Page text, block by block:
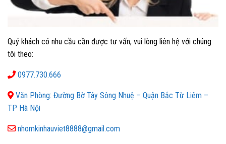
Quý khách có nhu cầu cần được tư vấn, vui lòng liên hệ với chúng
tôi theo:
0977.730.666
Văn Phòng: Đường Bờ Tây Sông Nhuệ – Quận Bắc Từ Liêm –
TP Hà Nội
nhomkinhauviet8888@gmail.com